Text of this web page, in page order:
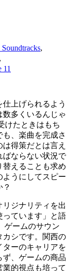
,
,
11
上げられるよう
多くいるんじゃ
けたときはもち
、楽曲を完成さ
得策だとは言え
ばならない状況で
替えることも求め
ようにしてスピー
リジナリティを出
っています」と語
ゲームのサウン
カシです。関西の
ーのキャリアを
ず、ゲームの商品
的視点も培って